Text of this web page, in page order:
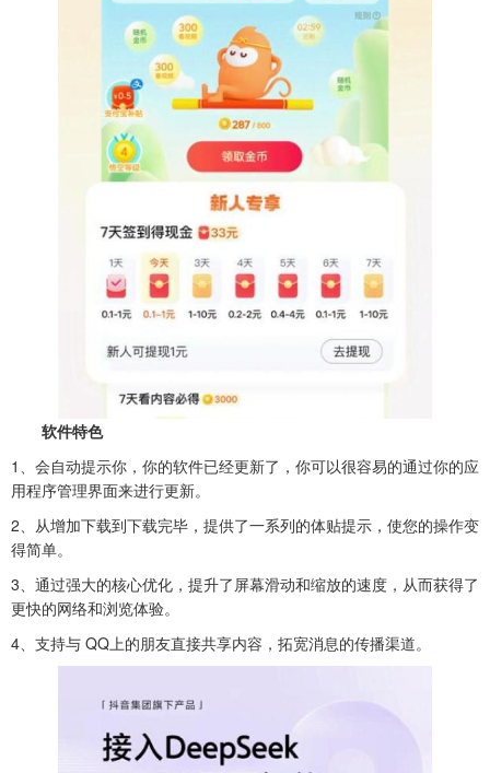
软件特色
1、会自动提示你，你的软件已经更新了，你可以很容易的通过你的应
用程序管理界面来进行更新。
2、从增加下载到下载完毕，提供了一系列的体贴提示，使您的操作变
得简单。
3、通过强大的核心优化，提升了屏幕滑动和缩放的速度，从而获得了
更快的网络和浏览体验。
4、支持与 QQ上的朋友直接共享内容，拓宽消息的传播渠道。